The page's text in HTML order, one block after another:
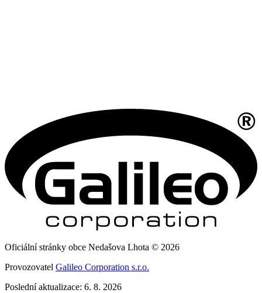
Oficiální stránky obce Nedašova Lhota © 2026
Provozovatel Galileo Corporation s.r.o.
Poslední aktualizace: 6. 8. 2026